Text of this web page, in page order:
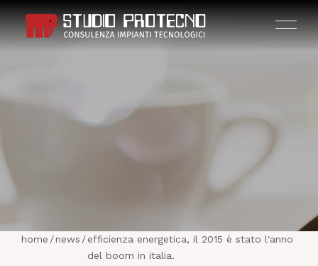
ATTIVITÀ
home /news /efficienza energetica, il 2015 è stato l'anno
del boom in italia.